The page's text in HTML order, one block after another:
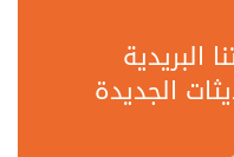
البريدية